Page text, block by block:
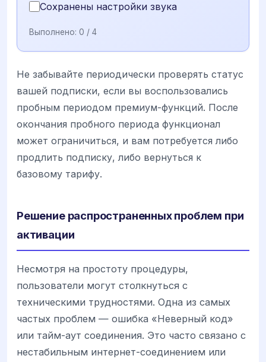
Сохранены настройки звука
Выполнено: 0 / 4
Не забывайте периодически проверять статус
вашей подписки, если вы воспользовались
пробным периодом премиум-функций. После
окончания пробного периода функционал
может ограничиться, и вам потребуется либо
продлить подписку, либо вернуться к
базовому тарифу.
Решение распространенных проблем при
активации
Несмотря на простоту процедуры,
пользователи могут столкнуться с
техническими трудностями. Одна из самых
частых проблем — ошибка «Неверный код»
или тайм-аут соединения. Это часто связано с
нестабильным интернет-соединением или